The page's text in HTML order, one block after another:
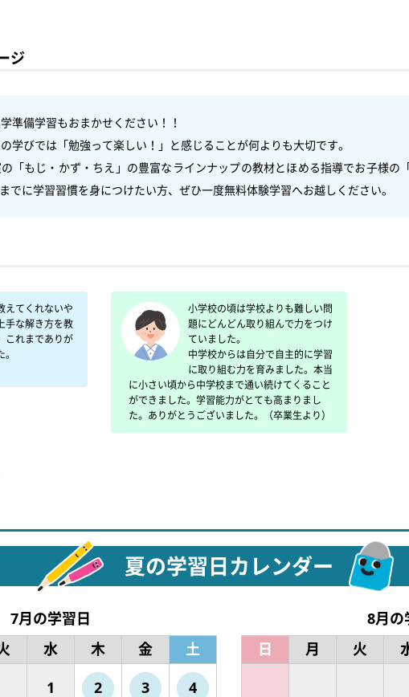
ジ
準備学習もおまかせください！！
学びでは「勉強って楽しい！」と感じることが何よりも大切です。
「もじ・かず・ちえ」の豊富なラインナップの教材とほめる指導でお子様の
えてくれないや
手な解き方を教
これまでありが
小学校の頃は学校よりも難しい問
題にどんどん取り組んで力をつけ
ていました。
中学校からは自分で自主的に学習
に取り組む力を育みました。本当
に小さい頃から中学校まで通い続けてくること
ができました。学習能力がとても高まりまし
た。ありがとうございました。（卒業生より）
夏の学習日カレンダー
7月の学習日
水 木 金
土
1
2 3 4
8月の
日
月 火